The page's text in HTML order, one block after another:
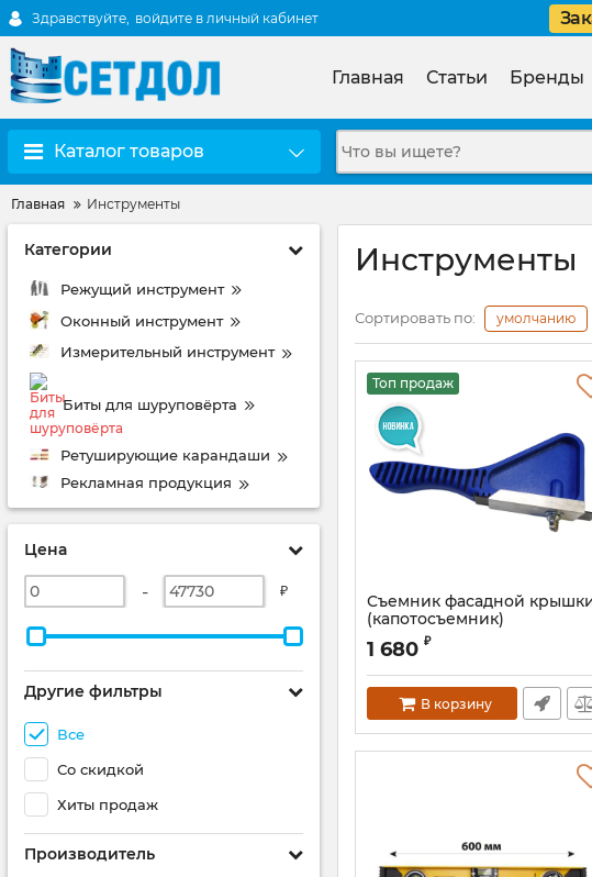
Здравствуйте, войдите в личный кабинет
Главная Статьи Бренды
Каталог товаров
Главная Инструменты
Категории
Режущий инструмент
Оконный инструмент
Измерительный инструмент
Биты для шуруповёрта
Ретуширующие карандаши
Рекламная продукция
Цена
- ₽
Другие фильтры
Все
Со скидкой
Хиты продаж
Производитель
Инструменты
Сортировать по: умолчанию
Топ продаж
Съемник фасадной
(капотосъемник)
1 680 ₽
В корзину